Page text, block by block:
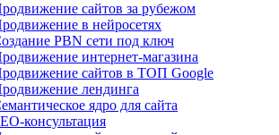
сайтов за рубежом
в нейросетях
PBN сети под ключ
интернет-магазина
сайтов в ТОП Google
лендинга
ядро для сайта
консультация